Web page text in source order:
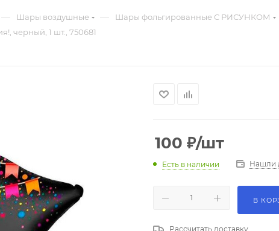
— Шары воздушные — Шары фольгированные С РИСУНКОМ
черный, 1 шт., 750681
100 ₽/шт
Есть в наличии Нашли
В
Рассчитать доставку